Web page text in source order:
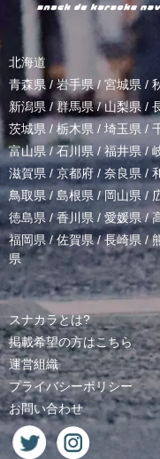
北海道
青森県 / 岩手県/ 宮城県 /
新潟県 /群馬県/山梨県 /
茨城県 / 栃木県 / 埼玉県 /
富山県 /石川県/福井県/
滋賀県 / 京都府 / 奈良県 /
鳥取県/ 島根県 /岡山県/
徳島県 /香川県 / 愛媛県/
福岡県/佐賀県/長崎県 /
県
スナカラとは?
掲載希望の方はこちら
運営組織
プライバシーポリシー
お問い合わせ